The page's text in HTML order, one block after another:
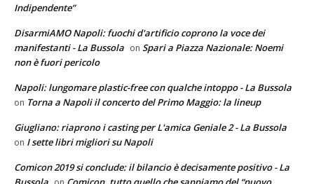
Indipendente”
DisarmiAMO Napoli: fuochi d'artificio coprono la voce dei
manifestanti - La Bussola on Spari a Piazza Nazionale: Noemi
non è fuori pericolo
Napoli: lungomare plastic-free con qualche intoppo - La Bussola
on Torna a Napoli il concerto del Primo Maggio: la lineup
Giugliano: riaprono i casting per L'amica Geniale 2 - La Bussola
on I sette libri migliori su Napoli
Comicon 2019 si conclude: il bilancio è decisamente positivo - La